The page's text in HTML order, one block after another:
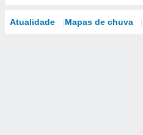
Atualidade Mapas de chuva